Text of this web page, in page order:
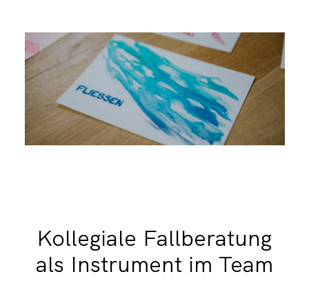
Kollegiale Fallberatung
als Instrument im Team